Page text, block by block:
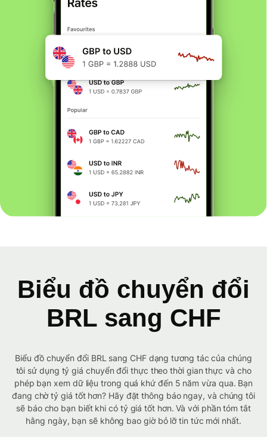
Biểu đồ chuyển đổi
BRL sang CHF
Biểu đồ chuyển đổi BRL sang CHF dạng tương tác của chúng
tôi sử dụng tỷ giá chuyển đổi thực theo thời gian thực và cho
phép bạn xem dữ liệu trong quá khứ đến 5 năm vừa qua. Bạn
đang chờ tỷ giá tốt hơn? Hãy đặt thông báo ngay, và chúng tôi
sẽ báo cho bạn biết khi có tỷ giá tốt hơn. Và với phần tóm tắt
hằng ngày, bạn sẽ không bao giờ bỏ lỡ tin tức mới nhất.